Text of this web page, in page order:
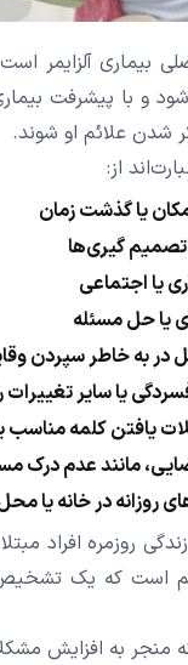
بیماری آلزایمر
و با پیشرفت
شدن علائم او شوند.
از:
یا گذشت زمان
گیری‌ها
یا اجتماعی
یا حل مسئله
در به خاطر سپردن
یا سایر
یافتن کلمه مناسب
مانند عدم درک
روزانه در خانه یا
روزمره افراد
است که یک تشخیص
که منجر به افزایش